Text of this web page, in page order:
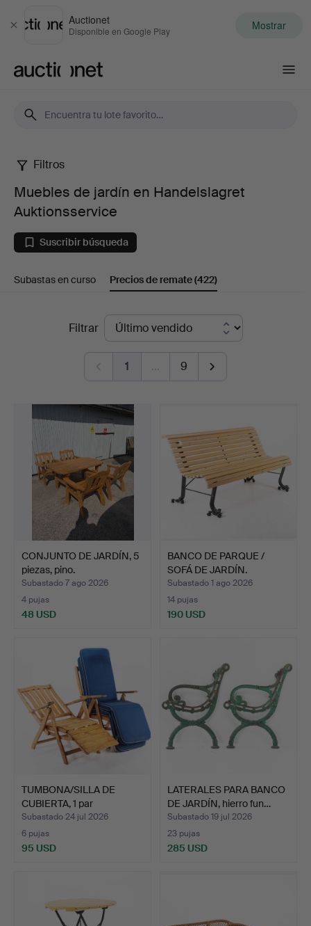
Cerrar
Auctionet
Disponible en Google Play Mostrar
Muebles
de
jardín
en
Auktionsservice
Filtros
Muebles de jardín en Handelslagret
Auktionsservice
Suscribir búsqueda
Subastas en curso Precios de remate(422)
Filtrar
1 … 9
CONJUNTO DE JARDÍN, 5
piezas, pino.
Subastado 7 ago 2026
4 pujas
48 USD
BANCO DE PARQUE /
SOFÁ DE JARDÍN.
Subastado 1 ago 2026
14 pujas
190 USD
TUMBONA/SILLA DE
CUBIERTA, 1 par
contempor…
Subastado 24 jul 2026
6 pujas
95 USD
LATERALES PARA BANCO
DE JARDÍN, hierro fun…
Subastado 19 jul 2026
23 pujas
285 USD